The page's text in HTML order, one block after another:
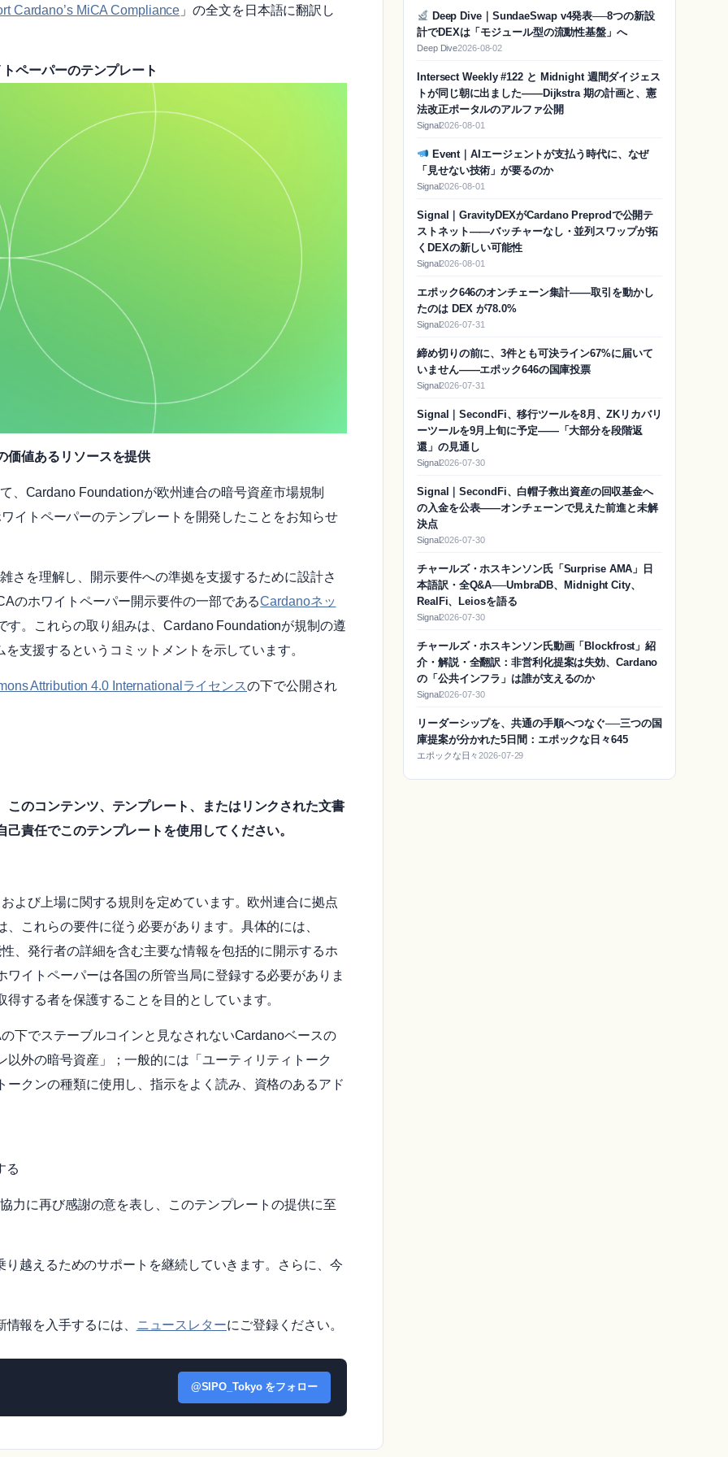
Cardano’s MiCA Compliance 」の全文を日本語に翻訳し
ペーパーのテンプレート
価値あるリソースを提供
、Cardano Foundationが欧州連合の暗号資産市場規制
イトペーパーのテンプレートを開発したことをお知らせ
さを理解し、開示要件への準拠を支援するために設計さ
のホワイトペーパー開示要件の一部であるCardanoネッ
す。これらの取り組みは、Cardano Foundationが規制の遵
支援するというコミットメントを示しています。
Attribution 4.0 Internationalライセンスの下で公開され
のコンテンツ、テンプレート、またはリンクされた文書
責任でこのテンプレートを使用してください。
よび上場に関する規則を定めています。欧州連合に拠点
これらの要件に従う必要があります。具体的には、
、発行者の詳細を含む主要な情報を包括的に開示するホ
イトペーパーは各国の所管当局に登録する必要がありま
する者を保護することを目的としています。
下でステーブルコインと見なされないCardanoベースの
外の暗号資産」；一般的には「ユーティリティトーク
クンの種類に使用し、指示をよく読み、資格のあるアド
る
力に再び感謝の意を表し、このテンプレートの提供に至
越えるためのサポートを継続していきます。さらに、今
報を入手するには、 ニュースレターにご登録ください。
@SIPO_Tokyo をフォロー
Deep Dive｜SundaeSwap v4発表──8つの新設
計でDEXは「モジュール型の流動性基盤」へ
Deep Dive2026-08-02
Intersect Weekly #122 と Midnight 週間ダイジェス
トが同じ朝に出ました——Dijkstra 期の計画と、憲
法改正ポータルのアルファ公開
Signal2026-08-01
Event｜AIエージェントが支払う時代に、なぜ
「見せない技術」が要るのか
Signal2026-08-01
Signal｜GravityDEXがCardano Preprodで公開テ
ストネット——バッチャーなし・並列スワップが拓
くDEXの新しい可能性
Signal2026-08-01
エポック646のオンチェーン集計——取引を動かし
たのは DEX が78.0%
Signal2026-07-31
締め切りの前に、3件とも可決ライン67%に届いて
いません——エポック646の国庫投票
Signal2026-07-31
Signal｜SecondFi、移行ツールを8月、ZKリカバリ
ーツールを9月上旬に予定——「大部分を段階返
還」の見通し
Signal2026-07-30
Signal｜SecondFi、白帽子救出資産の回収基金へ
の入金を公表——オンチェーンで見えた前進と未解
決点
Signal2026-07-30
チャールズ・ホスキンソン氏「Surprise AMA」日
本語訳・全Q&A──UmbraDB、Midnight City、
RealFi、Leiosを語る
Signal2026-07-30
チャールズ・ホスキンソン氏動画「Blockfrost」紹
介・解説・全翻訳：非営利化提案は失効、Cardano
の「公共インフラ」は誰が支えるのか
Signal2026-07-30
リーダーシップを、共通の手順へつなぐ──三つの国
庫提案が分かれた5日間：エポックな日々645
エポックな日々2026-07-29